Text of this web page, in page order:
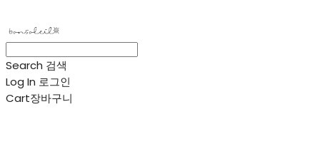
Search 검색
Log In 로그인
Cart장바구니